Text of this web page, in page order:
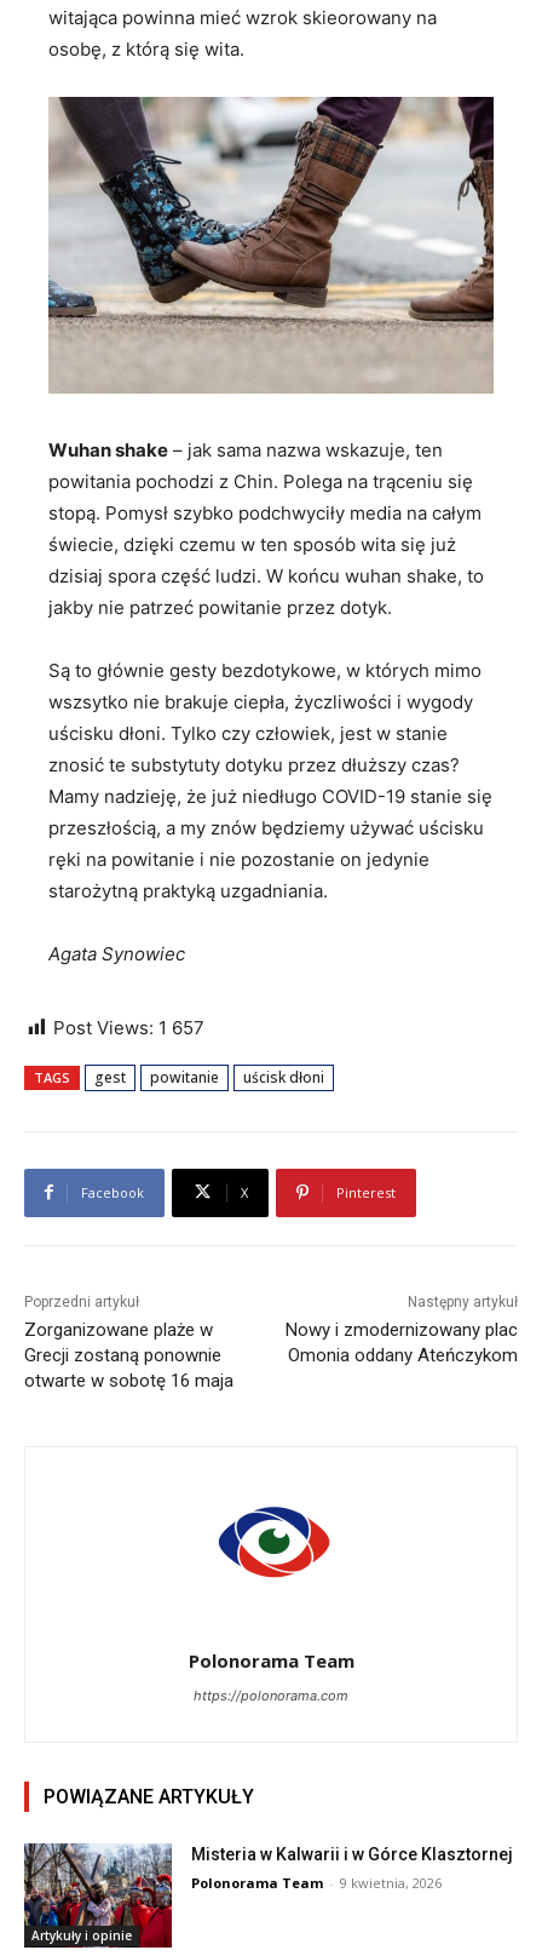
witająca powinna mieć wzrok skieorowany na
osobę, z którą się wita.
Wuhan shake – jak sama nazwa wskazuje, ten
powitania pochodzi z Chin. Polega na trąceniu się
stopą. Pomysł szybko podchwyciły media na całym
świecie, dzięki czemu w ten sposób wita się już
dzisiaj spora część ludzi. W końcu wuhan shake, to
jakby nie patrzeć powitanie przez dotyk.
Są to głównie gesty bezdotykowe, w których mimo
wszsytko nie brakuje ciepła, życzliwości i wygody
uścisku dłoni. Tylko czy człowiek, jest w stanie
znosić te substytuty dotyku przez dłuższy czas?
Mamy nadzieję, że już niedługo COVID-19 stanie się
przeszłością, a my znów będziemy używać uścisku
ręki na powitanie i nie pozostanie on jedynie
starożytną praktyką uzgadniania.
Agata Synowiec
Post Views: 1 657
TAGS gest powitanie uścisk dłoni
Facebook X Pinterest
Poprzedni artykuł
Zorganizowane plaże w
Grecji zostaną ponownie
otwarte w sobotę 16 maja
Następny artykuł
Nowy i zmodernizowany plac
Omonia oddany Ateńczykom
Polonorama Team
https://polonorama.com
POWIĄZANE ARTYKUŁY
Artykuły i opinie
Misteria w Kalwarii i w Górce Klasztornej
Polonorama Team - 9 kwietnia, 2026